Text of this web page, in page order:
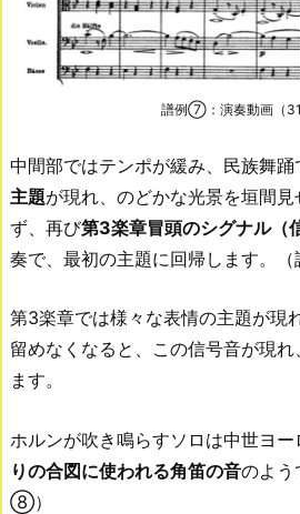
譜例⑦：演奏動画（
中間部ではテンポが緩み、民族舞踊
主題が現れ、のどかな光景を垣間
ず、再び第3楽章冒頭のシグナル（
奏で、最初の主題に回帰します。
第3楽章では様々な表情の主題が現
留めなくなると、この信号音が現
ます。
ホルンが吹き鳴らすソロは中世ヨー
りの合図に使われる角笛の音のよう
⑧）